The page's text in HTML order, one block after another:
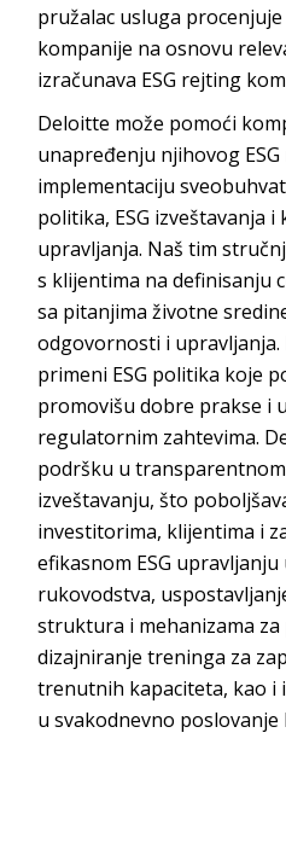
pružalac usluga
kompanije na osnovu
izračunava ESG rejting
Deloitte može pomoći
unapređenju njihovog
implementaciju
politika, ESG izveštavanja
upravljanja. Naš tim
s klijentima na definisanju
sa pitanjima životne
odgovornosti i upravljanja.
primeni ESG politika koje
promovišu dobre prakse i
regulatornim zahtevima.
podršku u transparentnom
izveštavanju, što
investitorima, klijentima i
efikasnom ESG
rukovodstva,
struktura i mehanizama
dizajniranje treninga za
trenutnih kapaciteta, kao i
u svakodnevno poslovanje